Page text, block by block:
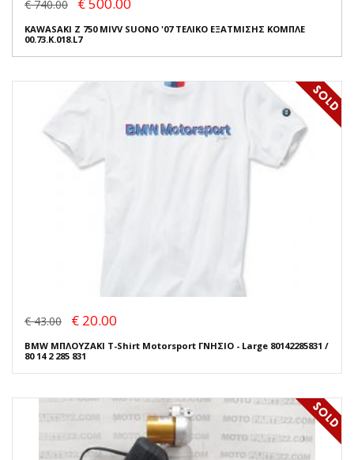
€ 740.00
KAWASAKI Z 750 MIVV SUONO '07 ΤΕΛΙΚΟ ΕΞΑΤΜΙΣΗΣ ΚΟΜΠΛΕ
00.73.K.018.L7
€ 43.00 € 20.00
BMW ΜΠΛΟΥΖΑΚΙ T-Shirt Motorsport ΓΝΗΣΙΟ - Large 80142285831 /
80 14 2 285 831